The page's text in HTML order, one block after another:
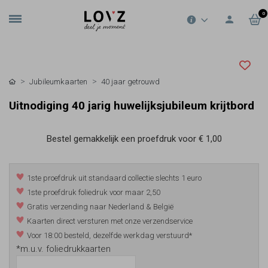
0
Jubileumkaarten 40 jaar getrouwd
Uitnodiging 40 jarig huwelijksjubileum krijtbord
Bestel gemakkelijk een proefdruk voor € 1,00
1ste proefdruk uit standaard collectie slechts 1 euro
1ste proefdruk foliedruk voor maar 2,50
Gratis verzending naar Nederland & België
Kaarten direct versturen met onze verzendservice
Voor 18:00 besteld, dezelfde werkdag verstuurd*
*m.u.v. foliedrukkaarten